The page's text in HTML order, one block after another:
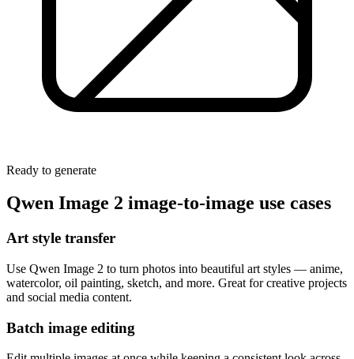
Ready to generate
Qwen Image 2 image-to-image use cases
Art style transfer
Use Qwen Image 2 to turn photos into beautiful art styles — anime,
watercolor, oil painting, sketch, and more. Great for creative projects
and social media content.
Batch image editing